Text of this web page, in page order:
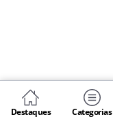
Destaques Categorias